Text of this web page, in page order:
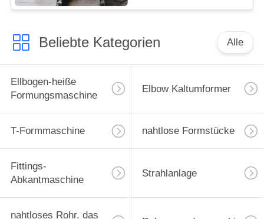
Beliebte Kategorien Alle
Ellbogen-heiße
Formungsmaschine
Elbow Kaltumformer
T-Formmaschine nahtlose Formstücke
Fittings-
Abkantmaschine
Strahlanlage
nahtloses Rohr, das